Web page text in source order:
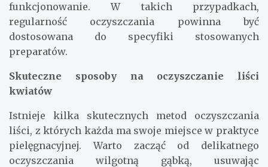
funkcjonowanie. W takich przypadkach,
regularność oczyszczania powinna być
dostosowana do specyfiki stosowanych
preparatów.
Skuteczne sposoby na oczyszczanie liści
kwiatów
Istnieje kilka skutecznych metod oczyszczania
liści, z których każda ma swoje miejsce w praktyce
pielęgnacyjnej. Warto zacząć od delikatnego
oczyszczania wilgotną gąbką, usuwając